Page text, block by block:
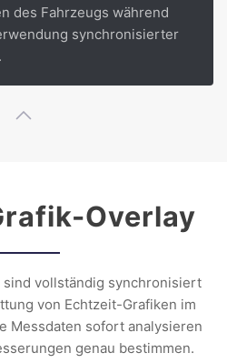
des Fahrzeugs während
synchronisierter
Overlay
sind vollständig synchronisiert
von Echtzeit-Grafiken im
Messdaten sofort analysieren
genau bestimmen.